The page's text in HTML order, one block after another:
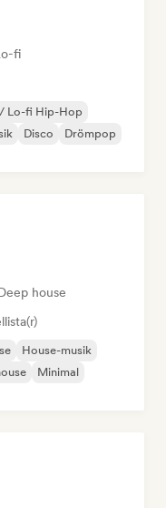
fi
Lo-fi Hip-Hop
Disco
Drömpop
house
House-musik
Minimal